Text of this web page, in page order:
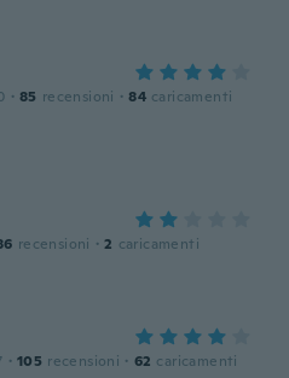
· 85 recensioni · 84 caricamenti
recensioni · 2 caricamenti
· 105 recensioni · 62 caricamenti